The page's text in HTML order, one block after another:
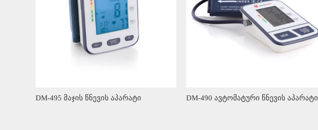
DM-495 მაჯის წნევის აპარატი DM-490 ავტომატური წნევის აპარატი